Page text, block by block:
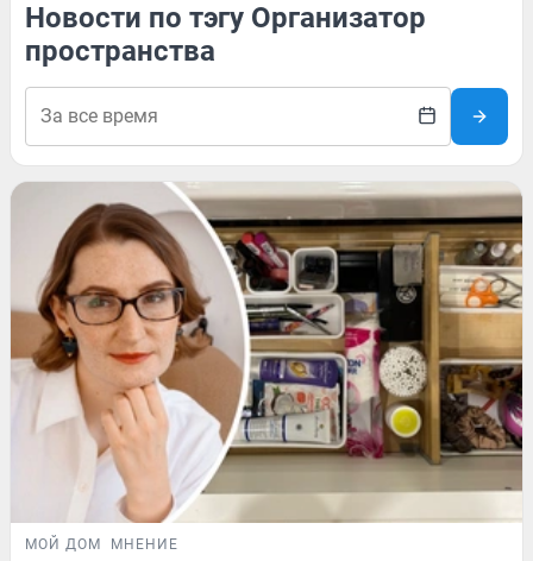
Новости по тэгу Организатор
пространства
МОЙ ДОМ МНЕНИЕ